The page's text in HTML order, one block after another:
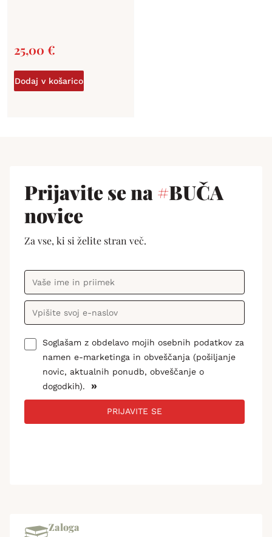
25,00 €
Dodaj v košarico
Prijavite se na#BUČA
novice
Za vse, ki si želite stran več.
Soglašam z obdelavo mojih osebnih podatkov za
namen e-marketinga in obveščanja (pošiljanje
novic, aktualnih ponudb, obveščanje o
dogodkih).
»
PRIJAVITE SE
Zaloga